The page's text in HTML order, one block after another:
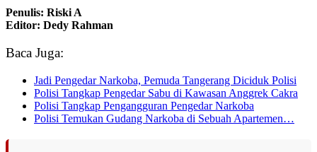
Penulis: Riski A
Editor: Dedy Rahman
Baca Juga:
Jadi Pengedar Narkoba, Pemuda Tangerang Diciduk Polisi
Polisi Tangkap Pengedar Sabu di Kawasan Anggrek Cakra
Polisi Tangkap Pengangguran Pengedar Narkoba
Polisi Temukan Gudang Narkoba di Sebuah Apartemen…